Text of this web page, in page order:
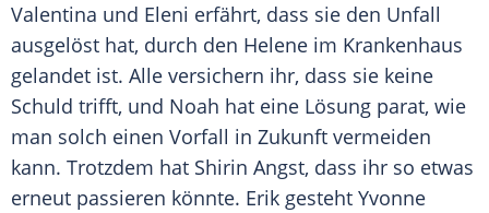
Valentina und Eleni erfährt, dass sie den Unfall
ausgelöst hat, durch den Helene im Krankenhaus
gelandet ist. Alle versichern ihr, dass sie keine
Schuld trifft, und Noah hat eine Lösung parat, wie
man solch einen Vorfall in Zukunft vermeiden
kann. Trotzdem hat Shirin Angst, dass ihr so etwas
erneut passieren könnte. Erik gesteht Yvonne